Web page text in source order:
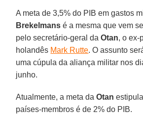
A meta de 3,5% do PIB em gastos
Brekelmans é a mesma que vem
pelo secretário-geral daOtan, o ex-
holandês Mark Rutte. O assunto
uma cúpula da aliança militar nos
junho.
Atualmente, a meta daOtan
países-membros é de 2% do PIB.